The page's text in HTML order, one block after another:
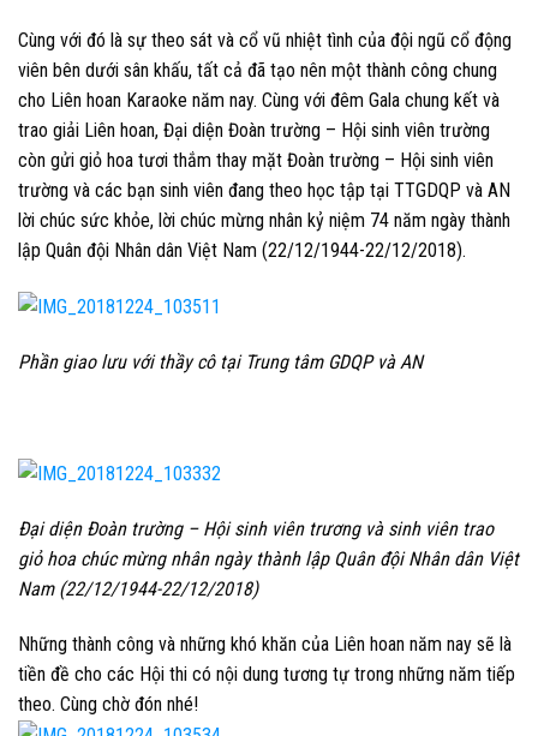
Cùng với đó là sự theo sát và cổ vũ nhiệt tình của đội ngũ cổ động
viên bên dưới sân khấu, tất cả đã tạo nên một thành công chung
cho Liên hoan Karaoke năm nay. Cùng với đêm Gala chung kết và
trao giải Liên hoan, Đại diện Đoàn trường – Hội sinh viên trường
còn gửi giỏ hoa tươi thắm thay mặt Đoàn trường – Hội sinh viên
trường và các bạn sinh viên đang theo học tập tại TTGDQP và AN
lời chúc sức khỏe, lời chúc mừng nhân kỷ niệm 74 năm ngày thành
lập Quân đội Nhân dân Việt Nam (22/12/1944-22/12/2018).
Phần giao lưu với thầy cô tại Trung tâm GDQP và AN
Đại diện Đoàn trường – Hội sinh viên trương và sinh viên trao
giỏ hoa chúc mừng nhân ngày thành lập Quân đội Nhân dân Việt
Nam (22/12/1944-22/12/2018)
Những thành công và những khó khăn của Liên hoan năm nay sẽ là
tiền đề cho các Hội thi có nội dung tương tự trong những năm tiếp
theo. Cùng chờ đón nhé!